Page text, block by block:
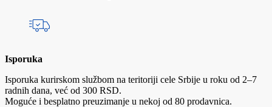
Isporuka
Isporuka kurirskom službom na teritoriji cele Srbije u roku od 2–7
radnih dana, već od 300 RSD.
Moguće i besplatno preuzimanje u nekoj od 80 prodavnica.